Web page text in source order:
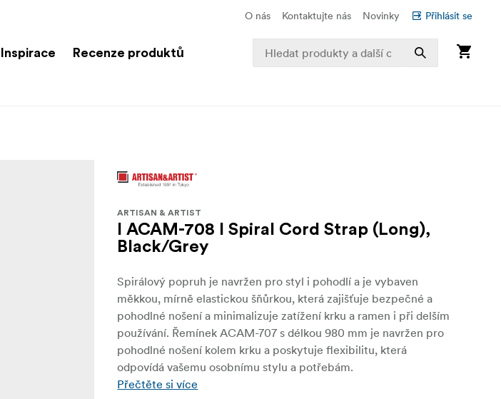
O nás Kontaktujte nás Novinky Přihlásit se
Inspirace Recenze produktů
ARTISAN & ARTIST
I ACAM-708 I Spiral Cord Strap (Long),
Black/Grey
Spirálový popruh je navržen pro styl i pohodlí a je vybaven
měkkou, mírně elastickou šňůrkou, která zajišťuje bezpečné a
pohodlné nošení a minimalizuje zatížení krku a ramen i při delším
používání. Řemínek ACAM-707 s délkou 980 mm je navržen pro
pohodlné nošení kolem krku a poskytuje flexibilitu, která
odpovídá vašemu osobnímu stylu a potřebám.
Přečtěte si více